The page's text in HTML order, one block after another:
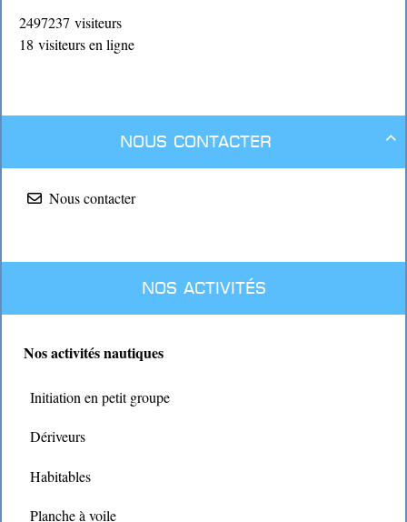
2497237 visiteurs
18 visiteurs en ligne

Nous contacter
Nous contacter
Nos activités
Nos activités nautiques
Initiation en petit groupe
Dériveurs
Habitables
Planche à voile